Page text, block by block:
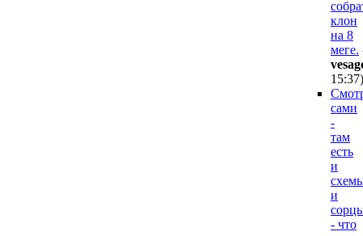
клон
на 8
меге.
15:37)
сами
-
там
есть
и
и
- что